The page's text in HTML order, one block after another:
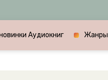
Аудиокниг Жанры